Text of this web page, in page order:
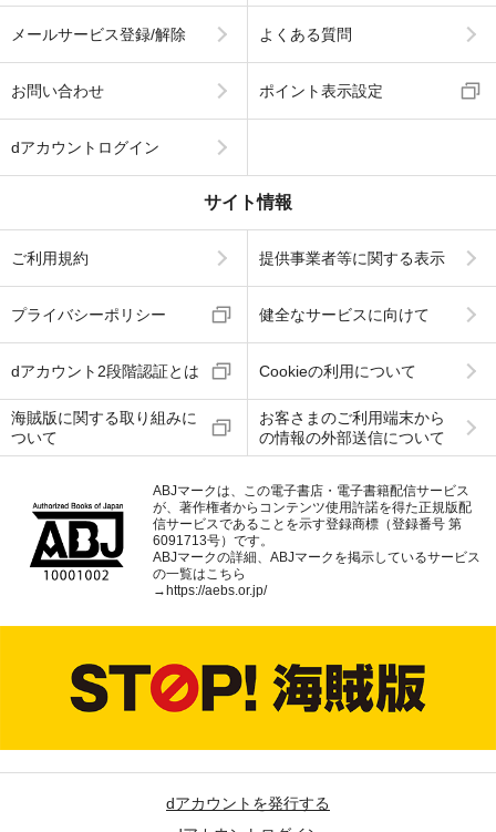
メールサービス登録/解除 よくある質問
お問い合わせ ポイント表示設定
dアカウントログイン
サイト情報
ご利用規約 提供事業者等に関する表示
プライバシーポリシー 健全なサービスに向けて
dアカウント2段階認証とは Cookieの利用について
海賊版に関する取り組みに
ついて
お客さまのご利用端末から
の情報の外部送信について
ABJマークは、この電子書店・電子書籍配信サービス
が、著作権者からコンテンツ使用許諾を得た正規版配
信サービスであることを示す登録商標（登録番号 第
6091713号）です。
ABJマークの詳細、ABJマークを掲示しているサービス
の一覧はこちら
→ https://aebs.or.jp/
dアカウントを発行する